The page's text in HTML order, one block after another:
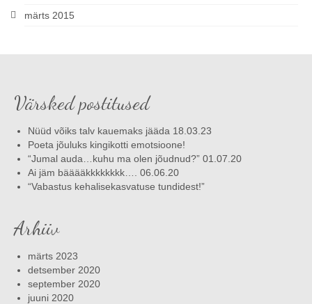
märts 2015
Värsked postitused
Nüüd võiks talv kauemaks jääda 18.03.23
Poeta jõuluks kingikotti emotsioone!
“Jumal auda…kuhu ma olen jõudnud?” 01.07.20
Ai jäm bääääkkkkkkkk…. 06.06.20
“Vabastus kehalisekasvatuse tundidest!”
Arhiiv
märts 2023
detsember 2020
september 2020
juuni 2020